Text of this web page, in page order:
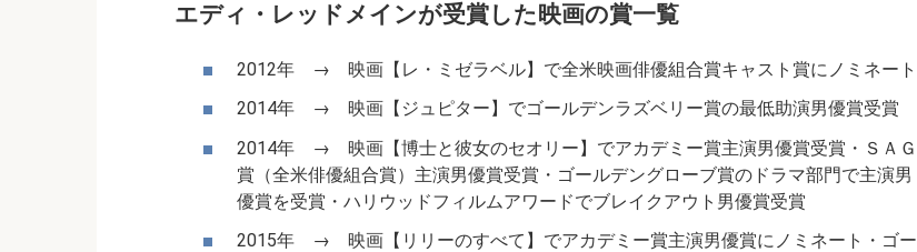
エディ・レッドメインが受賞した映画の賞一覧
2012年 → 映画【レ・ミゼラベル】で全米映画俳優組合賞キャスト賞にノミネート
2014年 → 映画【ジュピター】でゴールデンラズベリー賞の最低助演男優賞受賞
2014年 → 映画【博士と彼女のセオリー】でアカデミー賞主演男優賞受賞・ＳＡＧ
賞（全米俳優組合賞）主演男優賞受賞・ゴールデングローブ賞のドラマ部門で主演男
優賞を受賞・ハリウッドフィルムアワードでブレイクアウト男優賞受賞
2015年 → 映画【リリーのすべて】でアカデミー賞主演男優賞にノミネート・ゴー